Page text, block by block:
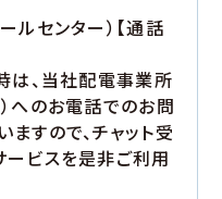
ルセンター）【通話
、当社配電事業所
へのお電話でのお問
すので、チャット受
ビスを是非ご利用